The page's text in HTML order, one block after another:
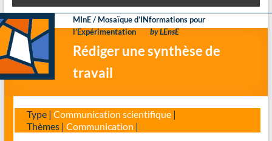
MInE / Mosaïque d’INformations pour
l’Expérimentation
by LEnsE
Rédiger une synthèse de
travail
Type | Communication scientifique|
Thèmes | Communication |